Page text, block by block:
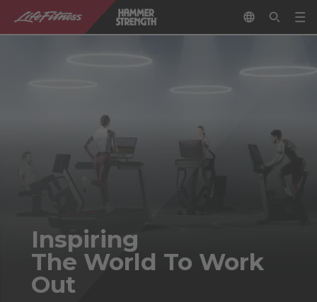
Inspiring
The World To Work
Out